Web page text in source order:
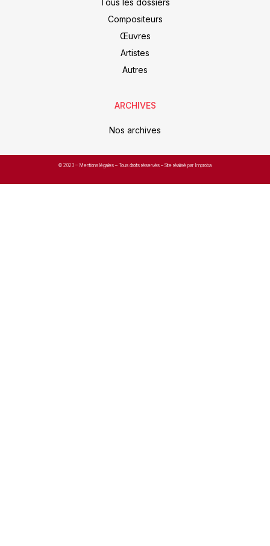
Compositeurs
Œuvres
Artistes
Autres
ARCHIVES
Nos archives
© 2023 – Mentions légales – Tous droits réservés – Site réalisé par Improba